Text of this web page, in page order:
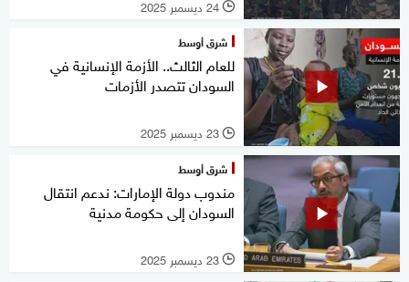
l 24 ديسمبر 2025
شرق أوسط
للعام الثالث.. الأزمة الإنسانية في
السودان تتصدر الأزمات
l 23 ديسمبر 2025
شرق أوسط
مندوب دولة الإمارات: ندعم انتقال
السودان إلى حكومة مدنية
l 23 ديسمبر 2025